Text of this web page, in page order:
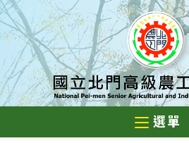
跳
轉
主
要
內
選單